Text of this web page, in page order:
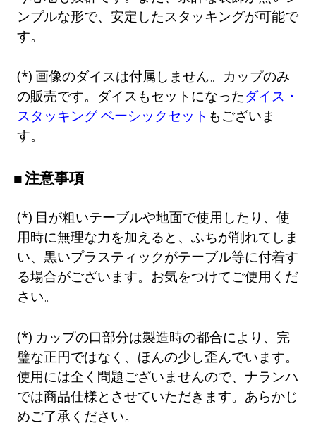
ンプルな形で、安定したスタッキングが可能で
す。
画像のダイスは付属しません。カップのみ
の販売です。ダイスもセットになったダイス・
スタッキング ベーシックセット もございま
す。
注意事項
目が粗いテーブルや地面で使用したり、使
用時に無理な力を加えると、ふちが削れてしま
い、黒いプラスティックがテーブル等に付着す
る場合がございます。お気をつけてご使用くだ
さい。
カップの口部分は製造時の都合により、完
璧な正円ではなく、ほんの少し歪んでいます。
使用には全く問題ございませんので、ナランハ
では商品仕様とさせていただきます。あらかじ
めご了承ください。